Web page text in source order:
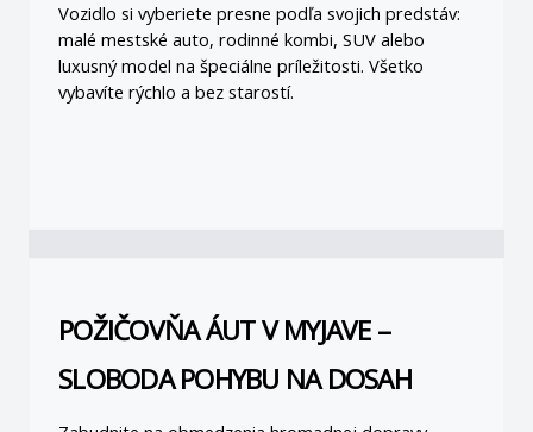
Vozidlo si vyberiete presne podľa svojich predstáv:
malé mestské auto, rodinné kombi, SUV alebo
luxusný model na špeciálne príležitosti. Všetko
vybavíte rýchlo a bez starostí.
POŽIČOVŇA ÁUT V MYJAVE –
SLOBODA POHYBU NA DOSAH